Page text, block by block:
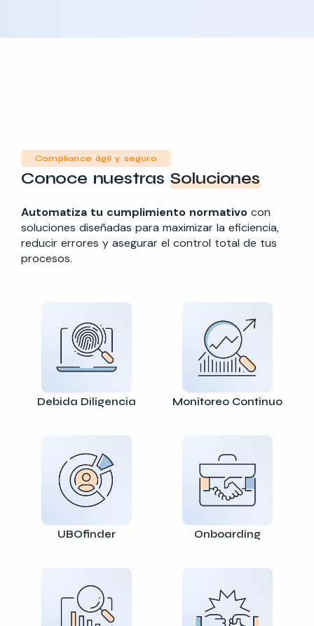
Compliance ágil y seguro
Conoce nuestras Soluciones
Automatiza tu cumplimiento normativo con
soluciones diseñadas para maximizar la eficiencia,
reducir errores y asegurar el control total de tus
procesos.
Debida Diligencia Monitoreo Continuo
UBOfinder Onboarding